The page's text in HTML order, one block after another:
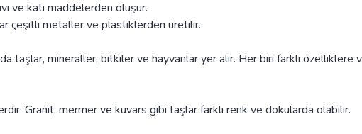
ve katı maddelerden oluşur.
çeşitli metaller ve plastiklerden üretilir.
taşlar, mineraller, bitkiler ve hayvanlar yer alır. Her biri farklı özelliklere
Granit, mermer ve kuvars gibi taşlar farklı renk ve dokularda olabilir.